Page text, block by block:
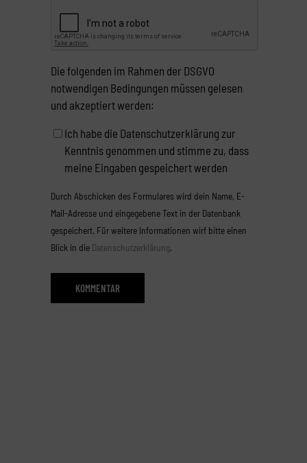
Die folgenden im Rahmen der DSGVO
notwendigen Bedingungen müssen gelesen
und akzeptiert werden:
Ich habe die Datenschutzerklärung zur
Kenntnis genommen und stimme zu, dass
meine Eingaben gespeichert werden
Durch Abschicken des Formulares wird dein Name, E-
Mail-Adresse und eingegebene Text in der Datenbank
gespeichert. Für weitere Informationen wirf bitte einen
Blick in die Datenschutzerklärung.